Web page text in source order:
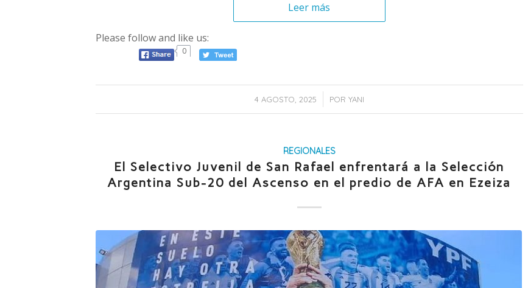
Leer más
Please follow and like us:
0
4 AGOSTO, 2025
/ POR YANI
REGIONALES
El Selectivo Juvenil de San Rafael enfrentará a la Selección
Argentina Sub-20 del Ascenso en el predio de AFA en Ezeiza